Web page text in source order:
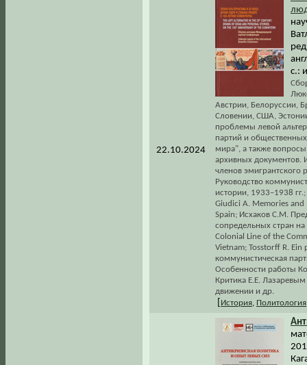
22.10.2024
с.:
Австрии, Белоруссии,
Словении, США,
проблемы левой
партий и
мира", а также
архивных документов.
членов эмигрантского
Руководство
истории, 1933–1938
Giudici A. Memories and
Spain; Исхаков С.М.
сопредельных стран на
Colonial Line of the
Vietnam; Tosstorff R.
коммунистическая
Особенности работы
Критика Е.Е.
движении и др.
История Политология